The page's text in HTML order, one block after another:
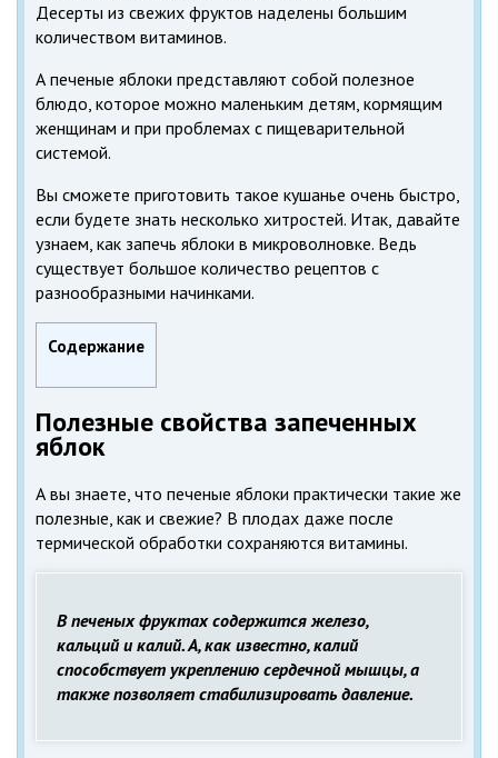
Десерты из свежих фруктов наделены большим
количеством витаминов.
А печеные яблоки представляют собой полезное
блюдо, которое можно маленьким детям, кормящим
женщинам и при проблемах с пищеварительной
системой.
Вы сможете приготовить такое кушанье очень быстро,
если будете знать несколько хитростей. Итак, давайте
узнаем, как запечь яблоки в микроволновке. Ведь
существует большое количество рецептов с
разнообразными начинками.
Содержание
Полезные свойства запеченных
яблок
А вы знаете, что печеные яблоки практически такие же
полезные, как и свежие? В плодах даже после
термической обработки сохраняются витамины.
В печеных фруктах содержится железо,
кальций и калий. А, как известно, калий
способствует укреплению сердечной мышцы, а
также позволяет стабилизировать давление.